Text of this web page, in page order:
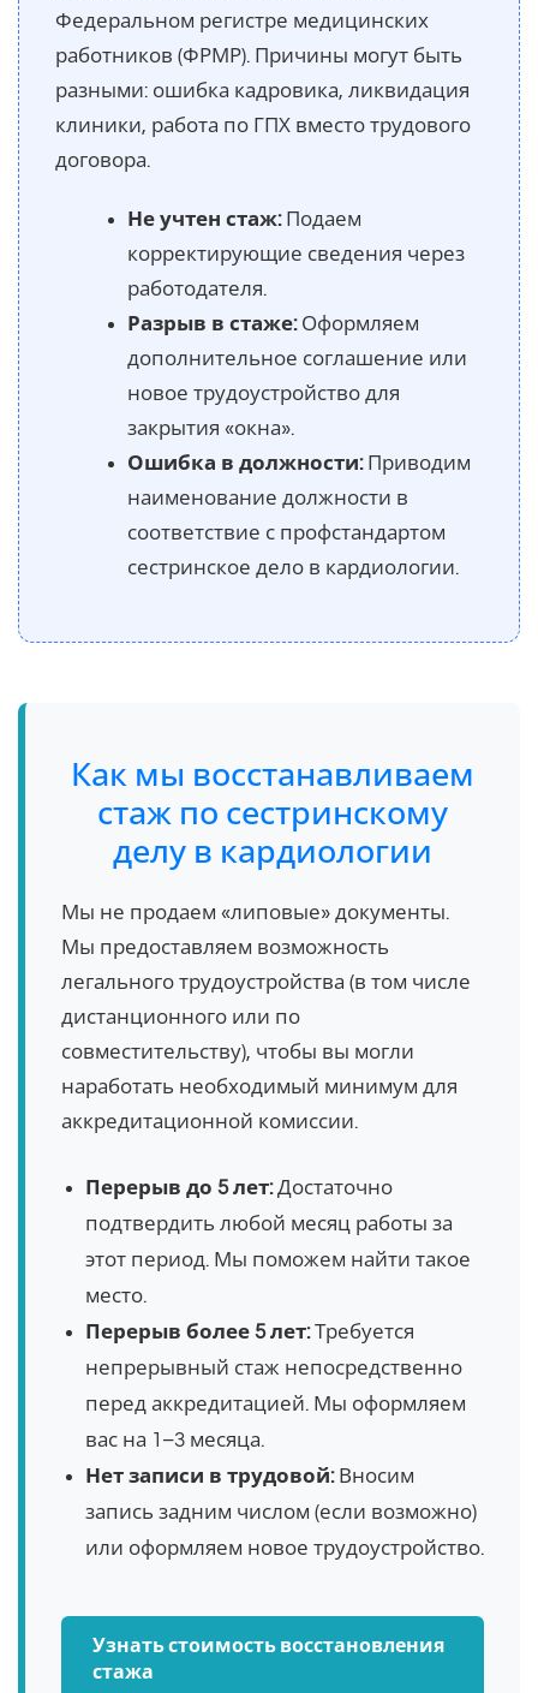
Федеральном регистре медицинских
работников (ФРМР). Причины могут быть
разными: ошибка кадровика, ликвидация
клиники, работа по ГПХ вместо трудового
договора.
Не учтен стаж:Подаем
корректирующие сведения через
работодателя.
Разрыв в стаже:Оформляем
дополнительное соглашение или
новое трудоустройство для
закрытия «окна».
Ошибка в должности:Приводим
наименование должности в
соответствие с профстандартом
сестринское дело в кардиологии.
Как мы восстанавливаем
стаж по сестринскому
делу в кардиологии
Мы не продаем «липовые» документы.
Мы предоставляем возможность
легального трудоустройства (в том числе
дистанционного или по
совместительству), чтобы вы могли
наработать необходимый минимум для
аккредитационной комиссии.
Перерыв до 5 лет:Достаточно
подтвердить любой месяц работы за
этот период. Мы поможем найти такое
место.
Перерыв более 5 лет:Требуется
непрерывный стаж непосредственно
перед аккредитацией. Мы оформляем
вас на 1–3 месяца.
Нет записи в трудовой:Вносим
запись задним числом (если возможно)
или оформляем новое трудоустройство.
Узнать стоимость восстановления
стажа